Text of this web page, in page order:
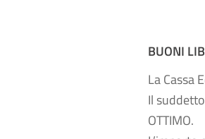
BUONI
La Cassa
Il
OTTIMO.